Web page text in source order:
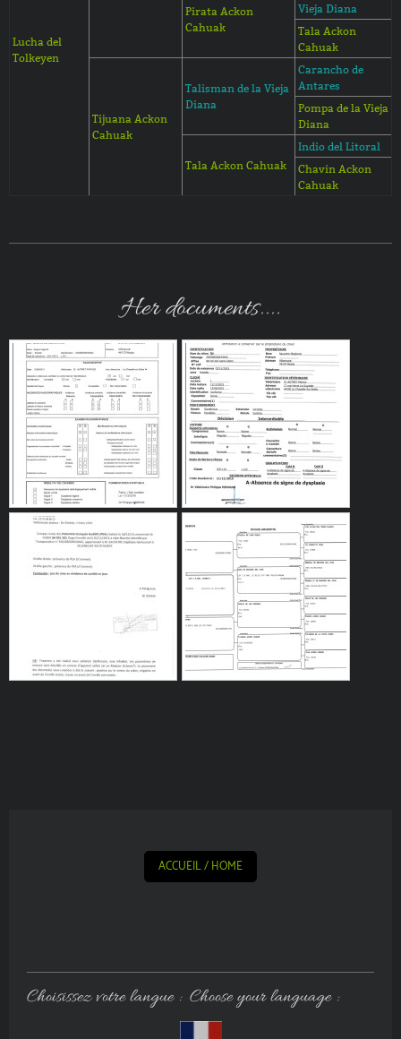
Lucha del
Tolkeyen
Pirata Ackon
Cahuak
Vieja Diana
Tala Ackon
Cahuak
Tijuana Ackon
Cahuak
Talisman de la Vieja
Diana
Carancho de
Antares
Pompa de la Vieja
Diana
Tala Ackon Cahuak
Indio del Litoral
Chavin Ackon
Cahuak
Her documents....
ACCUEIL / HOME
Choisissez votre langue : Choose your language :